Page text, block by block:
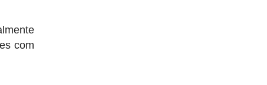
com